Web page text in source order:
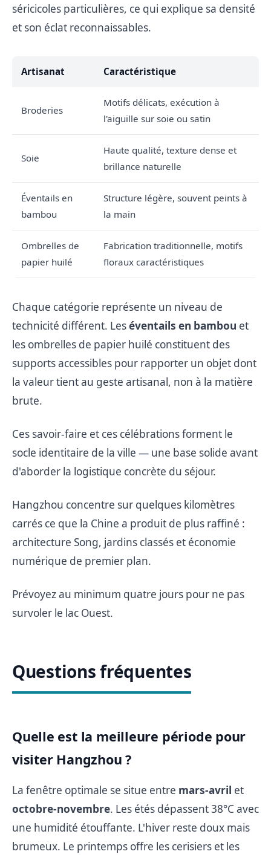
séricicoles particulières, ce qui explique sa densité
et son éclat reconnaissables.
Artisanat Caractéristique
Broderies
Motifs délicats, exécution à
l'aiguille sur soie ou satin
Soie
Haute qualité, texture dense et
brillance naturelle
Éventails en
bambou
Structure légère, souvent peints à
la main
Ombrelles de
papier huilé
Fabrication traditionnelle, motifs
floraux caractéristiques
Chaque catégorie représente un niveau de
technicité différent. Leséventails en bambou et
les ombrelles de papier huilé constituent des
supports accessibles pour rapporter un objet dont
la valeur tient au geste artisanal, non à la matière
brute.
Ces savoir-faire et ces célébrations forment le
socle identitaire de la ville — une base solide avant
d'aborder la logistique concrète du séjour.
Hangzhou concentre sur quelques kilomètres
carrés ce que la Chine a produit de plus raffiné :
architecture Song, jardins classés et économie
numérique de premier plan.
Prévoyez au minimum quatre jours pour ne pas
survoler le lac Ouest.
Questions fréquentes
Quelle est la meilleure période pour
visiter Hangzhou ?
La fenêtre optimale se situe entre mars-avril et
octobre-novembre. Les étés dépassent 38°C avec
une humidité étouffante. L'hiver reste doux mais
brumeux. Le printemps offre les cerisiers et les